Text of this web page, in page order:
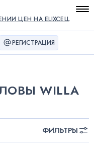
ЦЕН НА ELIXCELL
РЕГИСТРАЦИЯ
WILLA
ФИЛЬТРЫ